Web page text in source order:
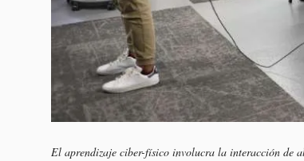
El aprendizaje ciber-físico involucra la interacción de